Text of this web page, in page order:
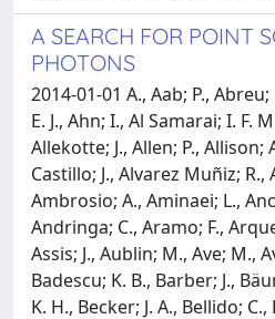
A SEARCH FOR POINT
PHOTONS
2014-01-01 A., Aab; P.,
E. J., Ahn; I., Al Samarai; I. F.
Allekotte; J., Allen; P., Allison;
Castillo; J., Alvarez Muñiz; R.,
Ambrosio; A., Aminaei; L.,
Andringa; C., Aramo; F.,
Assis; J., Aublin; M., Ave; M.,
Badescu; K. B., Barber; J.,
K. H., Becker; J. A., Bellido;